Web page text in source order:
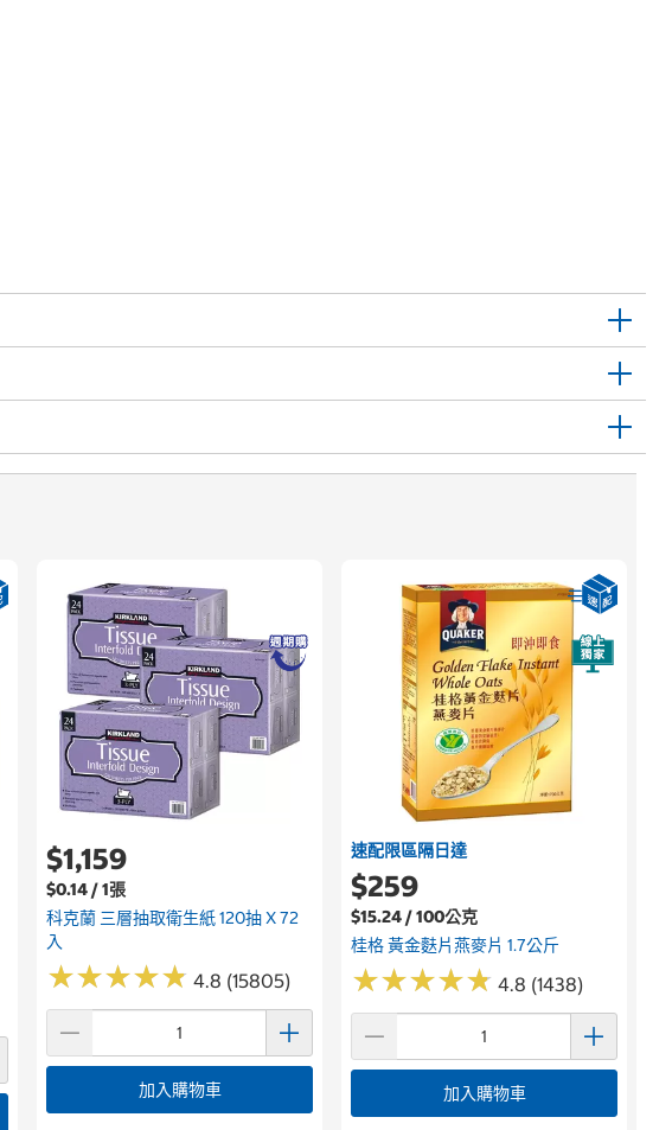
$1,159
$0.14 / 1張
科克蘭 三層抽取衛生紙 120抽 X 72
入
★★★★★
★★★★★ 4.8 (15805)
加入購物車
速配限區隔日達
$259
$15.24 / 100公克
桂格 黃金麩片燕麥片 1.7公斤
★★★★★
★★★★★ 4.8 (1438)
加入購物車